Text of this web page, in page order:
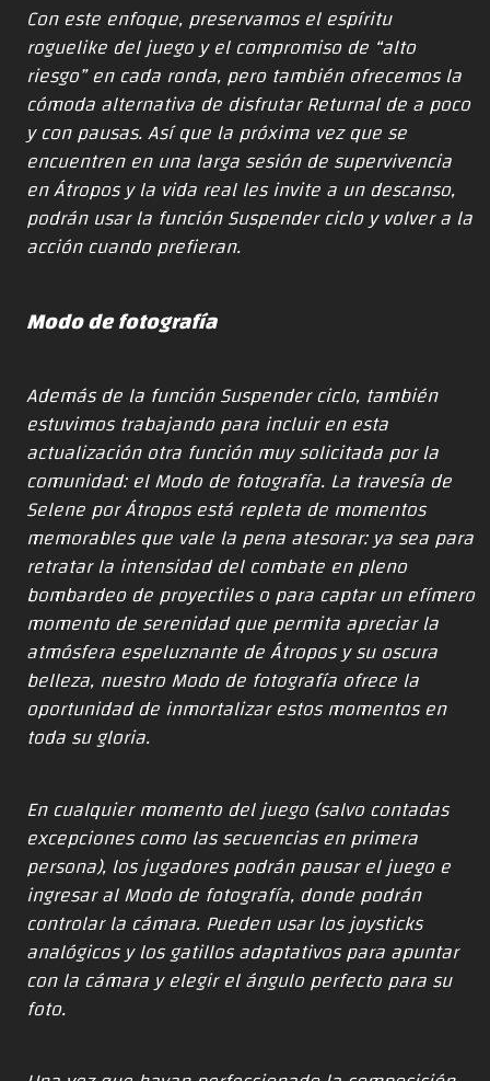
Con este enfoque, preservamos el espíritu
roguelike del juego y el compromiso de “alto
riesgo” en cada ronda, pero también ofrecemos la
cómoda alternativa de disfrutar Returnal de a poco
y con pausas. Así que la próxima vez que se
encuentren en una larga sesión de supervivencia
en Átropos y la vida real les invite a un descanso,
podrán usar la función Suspender ciclo y volver a la
acción cuando prefieran.
Modo de fotografía
Además de la función Suspender ciclo, también
estuvimos trabajando para incluir en esta
actualización otra función muy solicitada por la
comunidad: el Modo de fotografía. La travesía de
Selene por Átropos está repleta de momentos
memorables que vale la pena atesorar: ya sea para
retratar la intensidad del combate en pleno
bombardeo de proyectiles o para captar un efímero
momento de serenidad que permita apreciar la
atmósfera espeluznante de Átropos y su oscura
belleza, nuestro Modo de fotografía ofrece la
oportunidad de inmortalizar estos momentos en
toda su gloria.
En cualquier momento del juego (salvo contadas
excepciones como las secuencias en primera
persona), los jugadores podrán pausar el juego e
ingresar al Modo de fotografía, donde podrán
controlar la cámara. Pueden usar los joysticks
analógicos y los gatillos adaptativos para apuntar
con la cámara y elegir el ángulo perfecto para su
foto.